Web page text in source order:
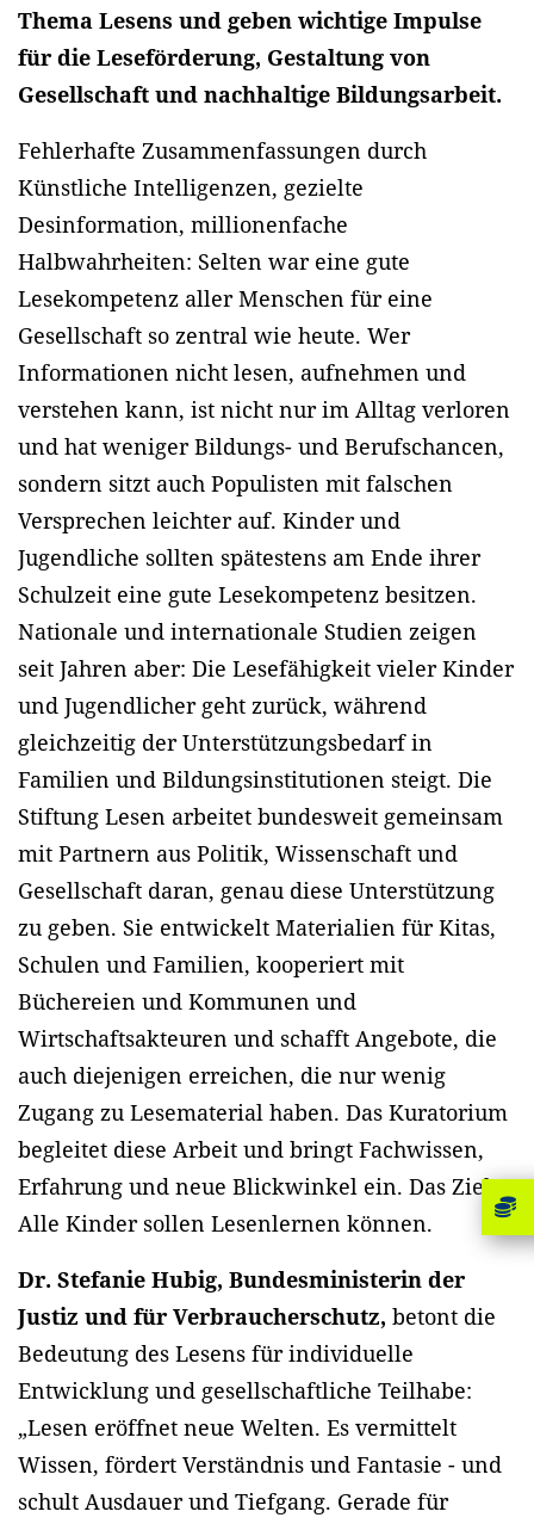
Thema Lesens und geben wichtige Impulse
für die Leseförderung, Gestaltung von
Gesellschaft und nachhaltige Bildungsarbeit.
Fehlerhafte Zusammenfassungen durch
Künstliche Intelligenzen, gezielte
Desinformation, millionenfache
Halbwahrheiten: Selten war eine gute
Lesekompetenz aller Menschen für eine
Gesellschaft so zentral wie heute. Wer
Informationen nicht lesen, aufnehmen und
verstehen kann, ist nicht nur im Alltag verloren
und hat weniger Bildungs- und Berufschancen,
sondern sitzt auch Populisten mit falschen
Versprechen leichter auf. Kinder und
Jugendliche sollten spätestens am Ende ihrer
Schulzeit eine gute Lesekompetenz besitzen.
Nationale und internationale Studien zeigen
seit Jahren aber: Die Lesefähigkeit vieler Kinder
und Jugendlicher geht zurück, während
gleichzeitig der Unterstützungsbedarf in
Familien und Bildungsinstitutionen steigt. Die
Stiftung Lesen arbeitet bundesweit gemeinsam
mit Partnern aus Politik, Wissenschaft und
Gesellschaft daran, genau diese Unterstützung
zu geben. Sie entwickelt Materialien für Kitas,
Schulen und Familien, kooperiert mit
Büchereien und Kommunen und
Wirtschaftsakteuren und schafft Angebote, die
auch diejenigen erreichen, die nur wenig
Zugang zu Lesematerial haben. Das Kuratorium
begleitet diese Arbeit und bringt Fachwissen,
Erfahrung und neue Blickwinkel ein. Das Ziel:
Alle Kinder sollen Lesenlernen können.
Dr. Stefanie Hubig, Bundesministerin der
Justiz und für Verbraucherschutz, betont die
Bedeutung des Lesens für individuelle
Entwicklung und gesellschaftliche Teilhabe:
„Lesen eröffnet neue Welten. Es vermittelt
Wissen, fördert Verständnis und Fantasie - und
schult Ausdauer und Tiefgang. Gerade für